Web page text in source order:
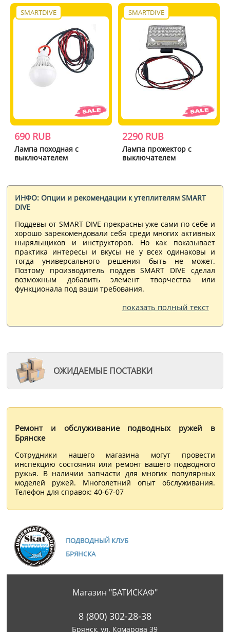
SMARTDIVE
690 RUB
Лампа походная с
выключателем
SMARTDIVE
2290 RUB
Лампа прожектор с
выключателем
ИНФО: Опции и рекомендации к утеплителям SMART
DIVE
Поддевы от SMART DIVE прекрасны уже сами по себе и
хорошо зарекомендовали себя среди многих активных
ныряльщиков и инструкторов. Но как показывает
практика интересы и вкусы не у всех одинаковы и
тогда универсального решения быть не может.
Поэтому производитель поддев SMART DIVE сделал
возможным добавить элемент творчества или
функционала под ваши требования.
показать полный текст
ОЖИДАЕМЫЕ ПОСТАВКИ
Ремонт и обслуживание подводных ружей в
Брянске
Сотрудники нашего магазина могут провести
инспекцию состояния или ремонт вашего подводного
ружья. В наличии запчасти для многих популярных
моделей ружей. Многолетний опыт обслуживания.
Телефон для справок: 40-67-07
ПОДВОДНЫЙ КЛУБ
БРЯНСКА
Магазин "БАТИСКАФ"
8 (800) 302-28-38
Брянск, ул. Комарова 39